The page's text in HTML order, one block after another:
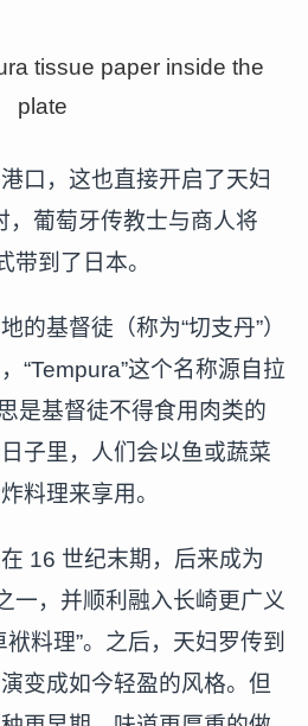
口，这也直接开启了天妇
，葡萄牙传教士与商人将
带到了日本。
的基督徒（称为“切支丹”）
“Tempura”这个名称源自拉
是基督徒不得食用肉类的
子里，人们会以鱼或蔬菜
料理来享用。
16 世纪末期，后来成为
一，并顺利融入长崎更广义
料理”。之后，天妇罗传到
变成如今轻盈的风格。但